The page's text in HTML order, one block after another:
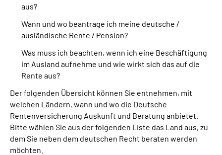
Leichte Sprache
Mein Kundenportal
aus?
Wann und wo beantrage ich meine deutsche /
ausländische Rente / Pension?
Was muss ich beachten, wenn ich eine Beschäftigung
im Ausland aufnehme und wie wirkt sich das auf die
Rente aus?
Der folgenden Übersicht können Sie entnehmen, mit
welchen Ländern, wann und wo die Deutsche
Rentenversicherung Auskunft und Beratung anbietet.
Bitte wählen Sie aus der folgenden Liste das Land aus, zu
dem Sie neben dem deutschen Recht beraten werden
möchten.